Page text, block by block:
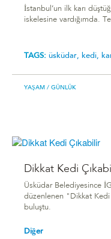
İstanbul’un ilk karı
iskelesine vardığımda.
TAGS: üsküdar, kedi,
YAŞAM / GÜNLÜK
Dikkat Kedi
Üsküdar Belediyesince
düzenlenen "Dikkat
buluştu.
Diğer